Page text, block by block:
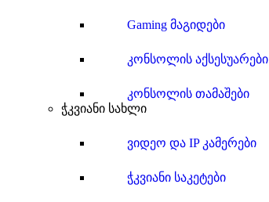
Gaming მაგიდები
კონსოლის აქსესუარები
კონსოლის თამაშები
ჭკვიანი სახლი
ვიდეო და IP კამერები
ჭკვიანი საკეტები